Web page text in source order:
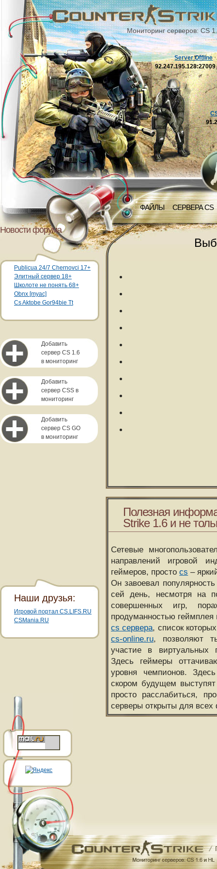
Мониторинг серверов: CS
ФАЙЛЫ СЕРВЕРА CS
Server Offline
92.247.195.128:27009
Новости форума
Publicua 24/7 Chernovci 17+
Элитный сервер 18+
Школоте не понять 68+
Obnx [myac]
Cs Aktobe Gor94bie Tt
Добавить
сервер CS 1.6
в мониторинг
Добавить
сервер CSS в
мониторинг
Добавить
сервер CS GO
в мониторинг
Полезная
Strike 1.6 и не
Сетевые
направлений игровой
геймеров, простоcs –
Он завоевал
сей день, несмотря на
совершенных игр,
продуманностью
cs сервера, список
cs-online.ru, позволяют
участие в виртуальных
Здесь геймеры
уровня чемпионов.
скором будущем
просто расслабиться,
серверы открыты для всех
Наши друзья:
Игровой портал CS.LIFS.RU
CSMania.RU